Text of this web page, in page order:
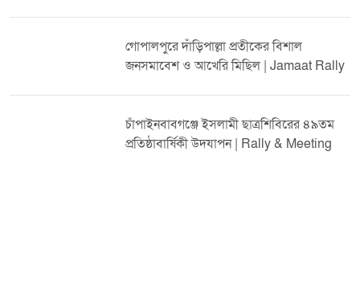
(সরিষাবাড়ি উপজেলা বিএনপির সহ-সভাপতি ও ৪ আওনা ইউনিয়নের
আক্রমণে জমে ওঠে মাঠের লড়াই। তবে ম্যাচের শেষ পর্যন্ত দাপট দেখিয়ে
হেমনগর ফুটবল একাদশ ৩-০ গোলের ব্যবধানে জয় নিশ্চিত করে।
গোপালপুরে দাঁড়িপাল্লা প্রতীকের বিশাল
জনসমাবেশ ও আখেরি মিছিল | Jamaat Rally
চাঁপাইনবাবগঞ্জে ইসলামী ছাত্রশিবিরের ৪৯তম
প্রতিষ্ঠাবার্ষিকী উদযাপন | Rally & Meeting